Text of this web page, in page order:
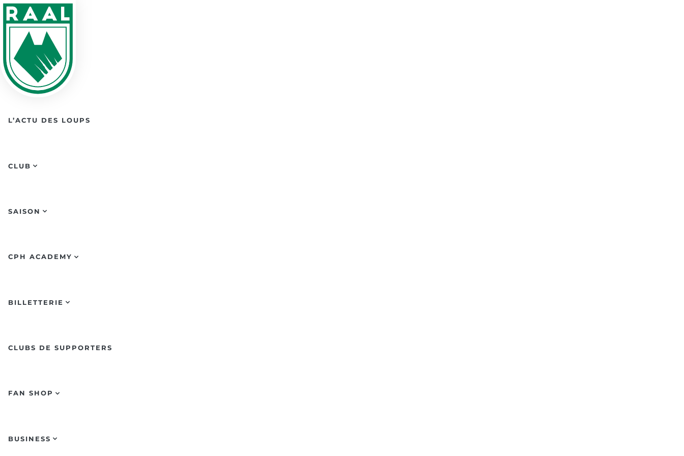
Skip to main content
L’ACTU DES LOUPS
CLUB
SAISON
CPH ACADEMY
BILLETTERIE
CLUBS DE SUPPORTERS
FAN SHOP
BUSINESS